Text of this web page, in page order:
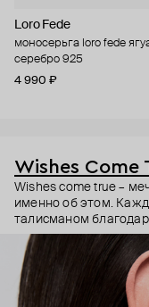
Loro Fede
моносерьга loro fede
серебро 925
4 990 ₽
Wishes Come
Wishes come true –
именно об этом.
талисманом
известно, обладают
различными
Дизайнер Анастасия
украшений, и её